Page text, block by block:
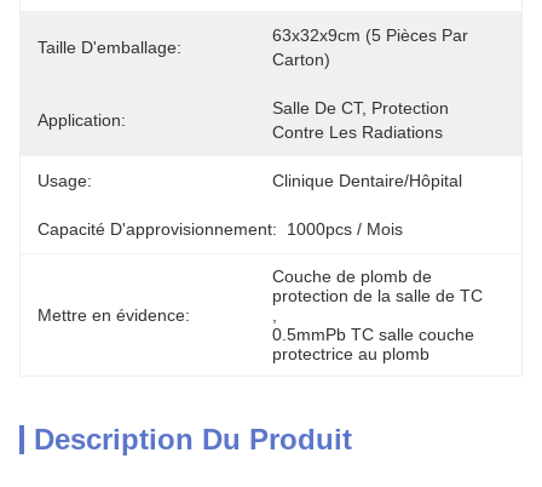
Taille D'emballage:
63x32x9cm (5 Pièces Par
Carton)
Application:
Salle De CT, Protection
Contre Les Radiations
Usage: Clinique Dentaire/hôpital
Capacité D'approvisionnement: 1000pcs / Mois
Mettre en évidence:
Couche de plomb de
protection de la salle de TC
0.5mmPb TC salle couche
protectrice au plomb
Description Du Produit